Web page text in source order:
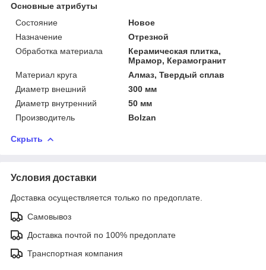
Основные атрибуты
Состояние
Новое
Назначение
Отрезной
Обработка материала
Керамическая плитка,
Мрамор, Керамогранит
Материал круга
Алмаз, Твердый сплав
Диаметр внешний
300 мм
Диаметр внутренний
50 мм
Производитель
Bolzan
Скрыть
Условия доставки
Доставка осуществляется только по предоплате.
Самовывоз
Доставка почтой по 100% предоплате
Транспортная компания